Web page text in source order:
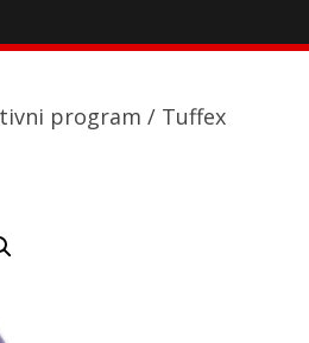
program / Tuffex